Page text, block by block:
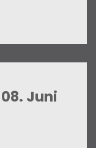
Juni